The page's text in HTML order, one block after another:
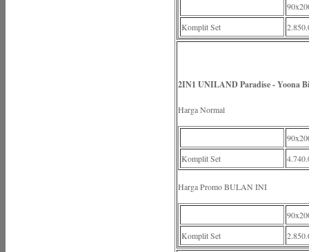
Komplit Set
2IN1 UNILAND Paradise - Yoona
Harga Normal
Komplit Set
Harga Promo BULAN INI
Komplit Set